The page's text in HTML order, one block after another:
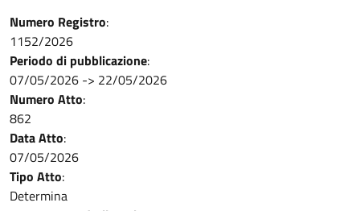
Numero Registro:
1152/2026
Periodo di pubblicazione:
07/05/2026 -> 22/05/2026
Numero Atto:
862
Data Atto:
07/05/2026
Tipo Atto:
Determina